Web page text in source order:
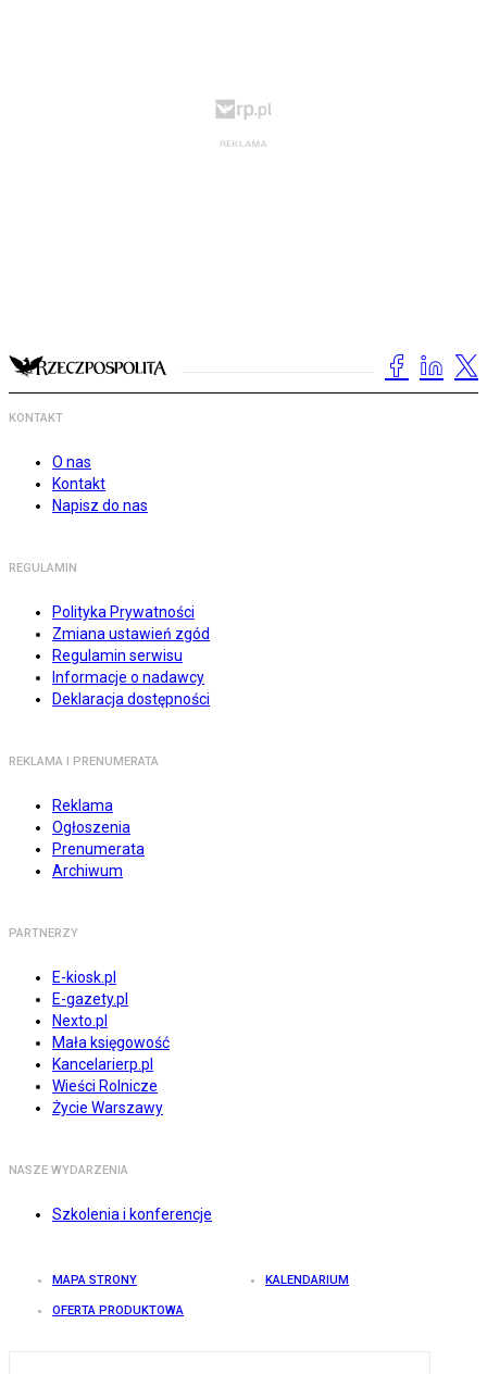
KONTAKT
O nas
Kontakt
Napisz do nas
REGULAMIN
Polityka Prywatności
Zmiana ustawień zgód
Regulamin serwisu
Informacje o nadawcy
Deklaracja dostępności
REKLAMA I PRENUMERATA
Reklama
Ogłoszenia
Prenumerata
Archiwum
PARTNERZY
E-kiosk.pl
E-gazety.pl
Nexto.pl
Mała księgowość
Kancelarierp.pl
Wieści Rolnicze
Życie Warszawy
NASZE WYDARZENIA
Szkolenia i konferencje
MAPA STRONY KALENDARIUM
OFERTA PRODUKTOWA